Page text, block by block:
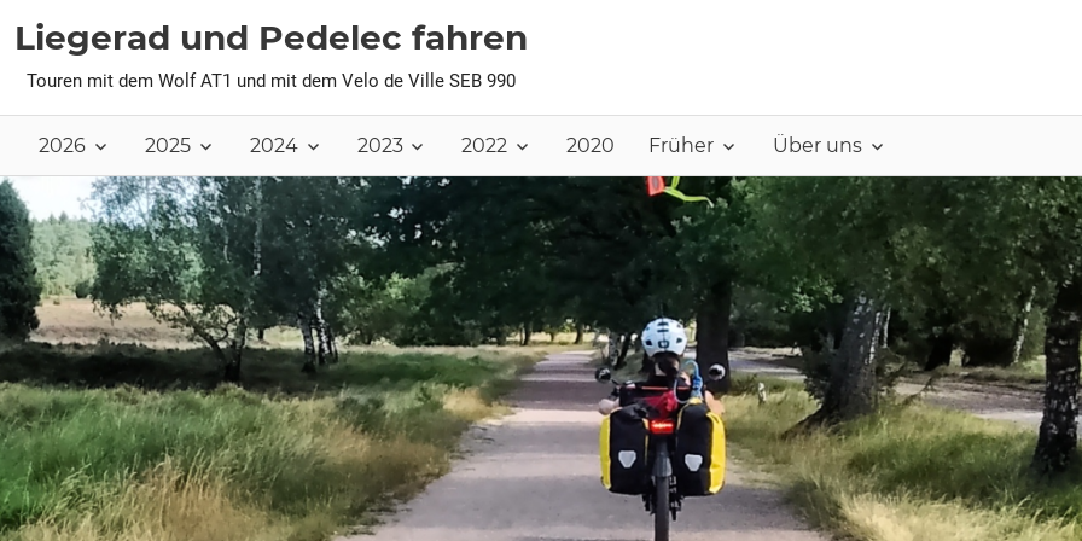
Liegerad und Pedelec fahren
Touren mit dem Wolf AT1 und mit dem Velo de Ville SEB 990
2026 2025 2024 2023 2022 2020 Früher Über uns